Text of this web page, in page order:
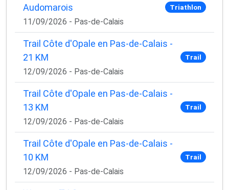
Audomarois
11/09/2026 - Pas-de-Calais
Triathlon
Trail Côte d'Opale en Pas-de-Calais -
21 KM
12/09/2026 - Pas-de-Calais
Trail
Trail Côte d'Opale en Pas-de-Calais -
13 KM
12/09/2026 - Pas-de-Calais
Trail
Trail Côte d'Opale en Pas-de-Calais -
10 KM
12/09/2026 - Pas-de-Calais
Trail